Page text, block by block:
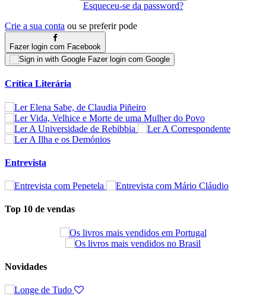
Esqueceu-se da password?
Crie a sua conta ou se preferir pode
Fazer login com Facebook
Fazer login com Google
Crítica Literária
Entrevista
Top 10 de vendas
Novidades